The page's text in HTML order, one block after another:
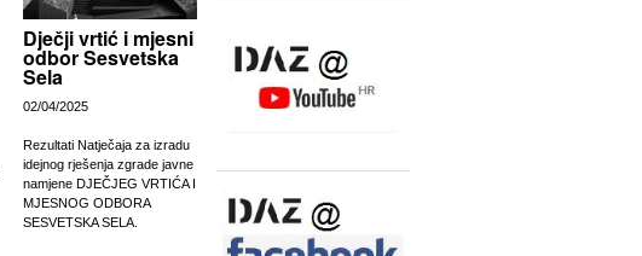
Dječji vrtić i mjesni
odbor Sesvetska
Sela
02/04/2025
Rezultati Natječaja za izradu
idejnog rješenja zgrade javne
namjene DJEČJEG VRTIĆA I
MJESNOG ODBORA
SESVETSKA SELA.